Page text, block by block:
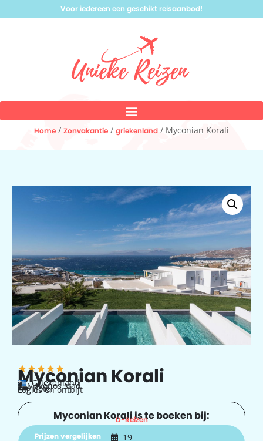
Voor iedereen een geschikt reisaanbod!
Home / Zonvakantie / griekenland / Myconian Korali
Myconian Korali
Griekenland
Mykonos stad
hotel
Logies en ontbijt
Myconian Korali is te boeken bij:
D-Reizen
Prijzen vergelijken
19